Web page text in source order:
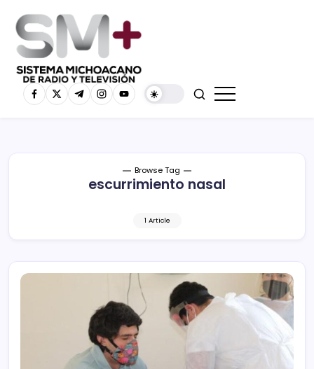
Browse Tag
escurrimiento nasal
1 Article